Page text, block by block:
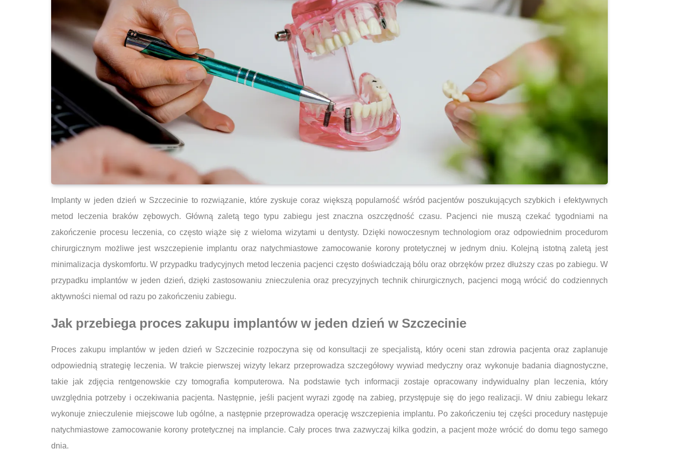
Implanty w jeden dzień w Szczecinie to rozwiązanie, które zyskuje coraz większą popularność wśród pacjentów poszukujących szybkich i efektywnych
metod leczenia braków zębowych. Główną zaletą tego typu zabiegu jest znaczna oszczędność czasu. Pacjenci nie muszą czekać tygodniami na
zakończenie procesu leczenia, co często wiąże się z wieloma wizytami u dentysty. Dzięki nowoczesnym technologiom oraz odpowiednim procedurom
chirurgicznym możliwe jest wszczepienie implantu oraz natychmiastowe zamocowanie korony protetycznej w jednym dniu. Kolejną istotną zaletą jest
minimalizacja dyskomfortu. W przypadku tradycyjnych metod leczenia pacjenci często doświadczają bólu oraz obrzęków przez dłuższy czas po zabiegu. W
przypadku implantów w jeden dzień, dzięki zastosowaniu znieczulenia oraz precyzyjnych technik chirurgicznych, pacjenci mogą wrócić do codziennych
aktywności niemal od razu po zakończeniu zabiegu.
Jak przebiega proces zakupu implantów w jeden dzień w Szczecinie
Proces zakupu implantów w jeden dzień w Szczecinie rozpoczyna się od konsultacji ze specjalistą, który oceni stan zdrowia pacjenta oraz zaplanuje
odpowiednią strategię leczenia. W trakcie pierwszej wizyty lekarz przeprowadza szczegółowy wywiad medyczny oraz wykonuje badania diagnostyczne,
takie jak zdjęcia rentgenowskie czy tomografia komputerowa. Na podstawie tych informacji zostaje opracowany indywidualny plan leczenia, który
uwzględnia potrzeby i oczekiwania pacjenta. Następnie, jeśli pacjent wyrazi zgodę na zabieg, przystępuje się do jego realizacji. W dniu zabiegu lekarz
wykonuje znieczulenie miejscowe lub ogólne, a następnie przeprowadza operację wszczepienia implantu. Po zakończeniu tej części procedury następuje
natychmiastowe zamocowanie korony protetycznej na implancie. Cały proces trwa zazwyczaj kilka godzin, a pacjent może wrócić do domu tego samego
dnia.